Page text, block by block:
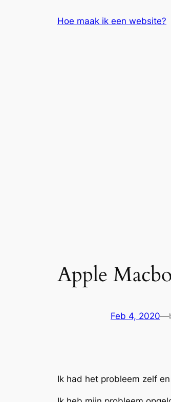
Hoe maak ik een website?
Apple
Feb 4, 2020—
Ik had het probleem zelf